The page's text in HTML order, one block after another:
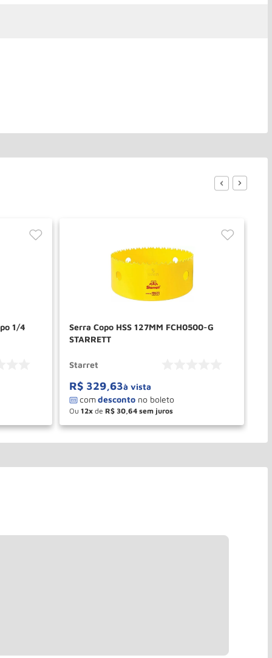
1/4
Serra Copo HSS 127MM FCH0500-G
STARRETT
Starret
R$ 329,63à vista
Ou 12 de R$ 30 64
＋
－ COMPRAR